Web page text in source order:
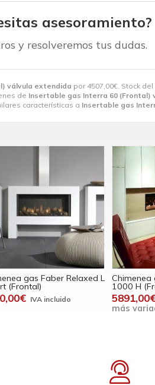
válvula extendida por 4507,00€ . Stock
de Insertable gas Interra 60 (Frontal)
características a Insertable gas
asesoramiento?
y resolveremos tus dudas.
gas Faber Relaxed L
(Frontal)
Chimenea
1000 H
más